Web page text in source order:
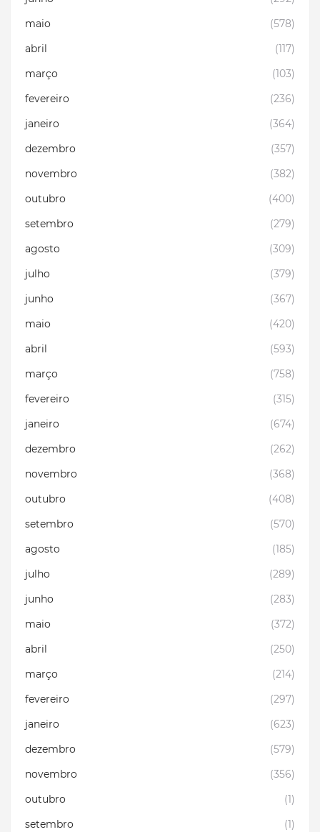
maio
(578)
abril
(117)
março
(103)
fevereiro
(236)
janeiro
(364)
dezembro
(357)
novembro
(382)
outubro
(400)
setembro
(279)
agosto
(309)
julho
(379)
junho
(367)
maio
(420)
abril
(593)
março
(758)
fevereiro
(315)
janeiro
(674)
dezembro
(262)
novembro
(368)
outubro
(408)
setembro
(570)
agosto
(185)
julho
(289)
junho
(283)
maio
(372)
abril
(250)
março
(214)
fevereiro
(297)
janeiro
(623)
dezembro
(579)
novembro
(356)
outubro
(1)
setembro
(1)